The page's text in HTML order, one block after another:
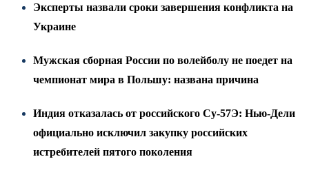
Эксперты назвали сроки завершения конфликта на
Украине
Мужская сборная России по волейболу не поедет на
чемпионат мира в Польшу: названа причина
Индия отказалась от российского Су-57Э: Нью-Дели
официально исключил закупку российских
истребителей пятого поколения